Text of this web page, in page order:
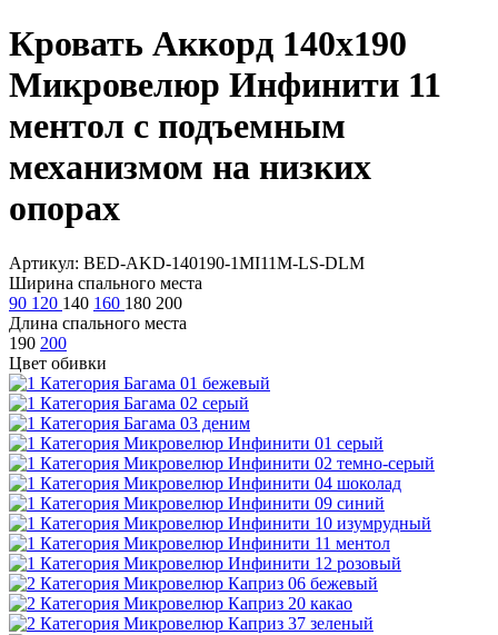
Кровать Аккорд 140х190
Микровелюр Инфинити 11
ментол с подъемным
механизмом на низких
опорах
Артикул: BED-AKD-140190-1MI11M-LS-DLM
Ширина спального места
90 120 140 160 180 200
Длина спального места
190 200
Цвет обивки